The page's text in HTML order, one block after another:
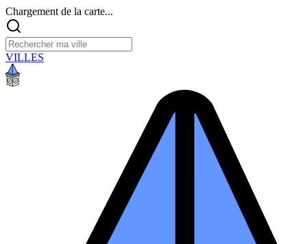
Chargement de la carte...
VILLES